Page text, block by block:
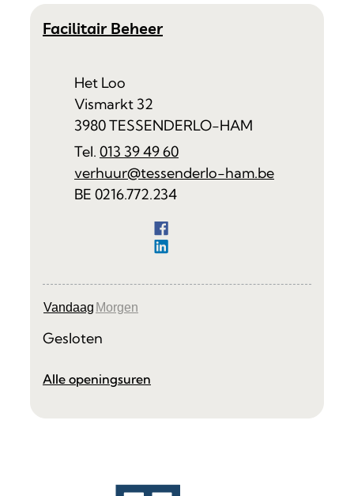
Facilitair Beheer
AdresHet Loo
Vismarkt 32
,3980TESSENDERLO-HAM
013 39 49 60
E-mailverhuur@tessenderlo-ham.be
Ondernemingsnummer
BE 0216.772.234
Facilitair Beheer
Facilitair Beheer
Vandaag Morgen
Gesloten
Alle openingsuren